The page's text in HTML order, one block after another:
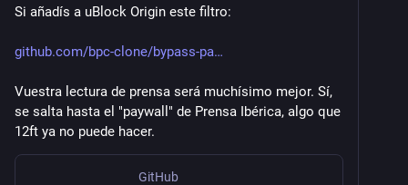
Si añadís a uBlock Origin este filtro:
github.com/bpc-clone/bypass-pa
Vuestra lectura de prensa será muchísimo mejor. Sí,
se salta hasta el "paywall" de Prensa Ibérica, algo que
12ft ya no puede hacer.
GitHub